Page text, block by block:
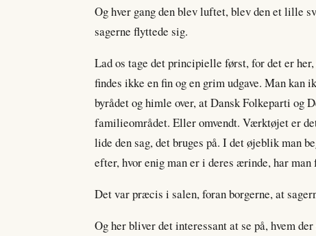
Og hver gang den blev luftet, blev den et lille
sagerne flyttede sig.
Lad os tage det principielle først, for det er
findes ikke en fin og en grim udgave. Man
byrådet og himle over, at Dansk Folkeparti og
familieområdet. Eller omvendt. Værktøjet er
lide den sag, det bruges på. I det øjeblik man
efter, hvor enig man er i deres ærinde, har
Det var præcis i salen, foran borgerne, at
Og her bliver det interessant at se på, hvem